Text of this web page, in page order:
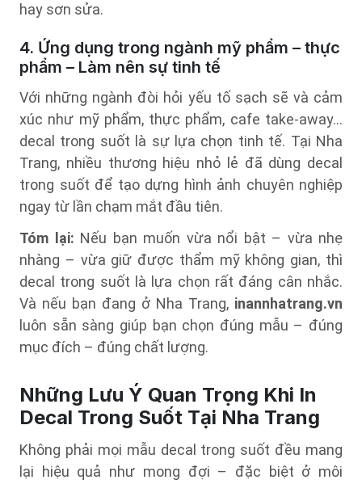
hay sơn sửa.
4. Ứng dụng trong ngành mỹ phẩm – thực
phẩm – Làm nên sự tinh tế
Với những ngành đòi hỏi yếu tố sạch sẽ và cảm
xúc như mỹ phẩm, thực phẩm, cafe take-away…
decal trong suốt là sự lựa chọn tinh tế. Tại Nha
Trang, nhiều thương hiệu nhỏ lẻ đã dùng decal
trong suốt để tạo dựng hình ảnh chuyên nghiệp
ngay từ lần chạm mắt đầu tiên.
Tóm lại: Nếu bạn muốn vừa nổi bật – vừa nhẹ
nhàng – vừa giữ được thẩm mỹ không gian, thì
decal trong suốt là lựa chọn rất đáng cân nhắc.
Và nếu bạn đang ở Nha Trang, inannhatrang.vn
luôn sẵn sàng giúp bạn chọn đúng mẫu – đúng
mục đích – đúng chất lượng.
Những Lưu Ý Quan Trọng Khi In
Decal Trong Suốt Tại Nha Trang
Không phải mọi mẫu decal trong suốt đều mang
lại hiệu quả như mong đợi – đặc biệt ở môi